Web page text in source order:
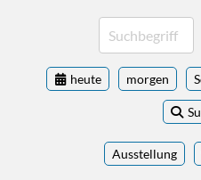
heute morgen
Ausstellung